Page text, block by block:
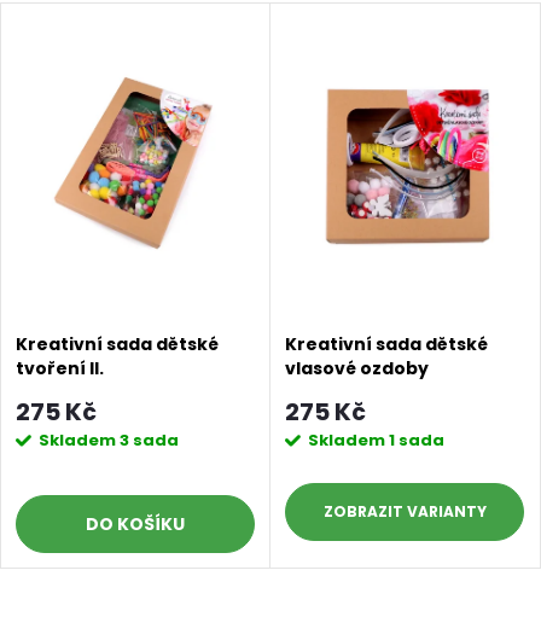
Kreativní sada dětské
tvoření II.
275 Kč
Skladem3 sada
DO KOŠÍKU
Kreativní sada dětské
vlasové ozdoby
275 Kč
Skladem1 sada
ZOBRAZIT